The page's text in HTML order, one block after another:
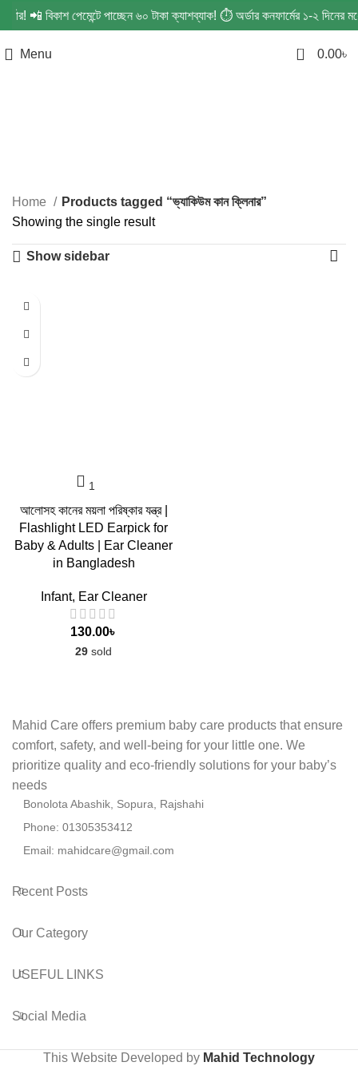
📲 বিকাশ পেমেন্টে পাচ্ছেন ৬০ টাকা ক্যাশব্যাক! ⏱️ অর্ডার কনফার্মের ১-২
Menu 0 0.00৳
Categories
Home
Products tagged “ভ্যাকিউম কান ক্লিনার”
Showing the single result
Show sidebar
আলোসহ কানের ময়লা পরিষ্কার যন্ত্র |
Flashlight LED Earpick for
Baby & Adults | Ear Cleaner
in Bangladesh
Infant, Ear Cleaner
130.00৳
29 sold
Mahid Care offers premium baby care products that ensure
comfort, safety, and well-being for your little one. We
prioritize quality and eco-friendly solutions for your baby’s
needs
Bonolota Abashik, Sopura, Rajshahi
Phone: 01305353412
Email: mahidcare@gmail.com
Recent Posts
Our Category
USEFUL LINKS
Social Media
This Website Developed by Mahid Technology